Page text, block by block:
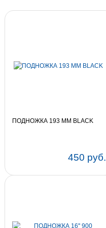
ПОДНОЖКА 193 MM BLACK
450 руб.